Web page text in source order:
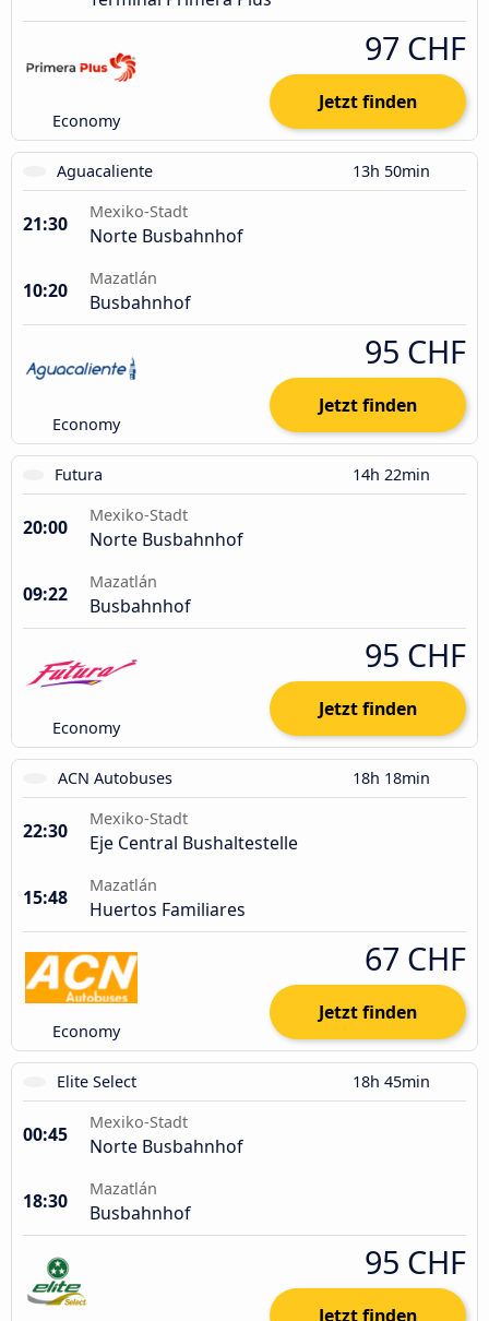
Economy
97 CHF
Jetzt finden
Aguacaliente 13h 50min
21:30
Mexiko-Stadt
Norte Busbahnhof
10:20
Mazatlán
Busbahnhof
Economy
95 CHF
Jetzt finden
Futura 14h 22min
20:00
Mexiko-Stadt
Norte Busbahnhof
09:22
Mazatlán
Busbahnhof
Economy
95 CHF
Jetzt finden
ACN Autobuses 18h 18min
22:30
Mexiko-Stadt
Eje Central Bushaltestelle
15:48
Mazatlán
Huertos Familiares
Economy
67 CHF
Jetzt finden
Elite Select 18h 45min
00:45
Mexiko-Stadt
Norte Busbahnhof
18:30
Mazatlán
Busbahnhof
95 CHF
Jetzt finden